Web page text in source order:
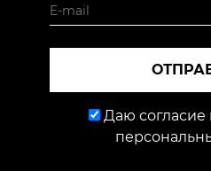
Даю согласие